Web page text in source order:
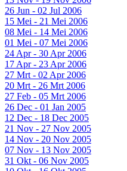
26 Jun - 02 Jul 2006
15 Mei - 21 Mei 2006
08 Mei - 14 Mei 2006
01 Mei - 07 Mei 2006
24 Apr - 30 Apr 2006
17 Apr - 23 Apr 2006
27 Mrt - 02 Apr 2006
20 Mrt - 26 Mrt 2006
27 Feb - 05 Mrt 2006
26 Dec - 01 Jan 2005
12 Dec - 18 Dec 2005
21 Nov - 27 Nov 2005
14 Nov - 20 Nov 2005
07 Nov - 13 Nov 2005
31 Okt - 06 Nov 2005